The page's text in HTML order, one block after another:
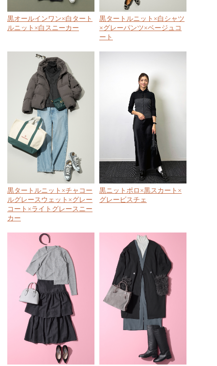
黒オールインワン×白タート
ルニット×白スニーカー
黒タートルニット×白シャツ
×グレーパンツ×ベージュコ
ート
黒タートルニット×チャコー
ルグレースウェット×グレー
コート×ライトグレースニー
カー
黒ニットポロ×黒スカート×
グレービスチェ